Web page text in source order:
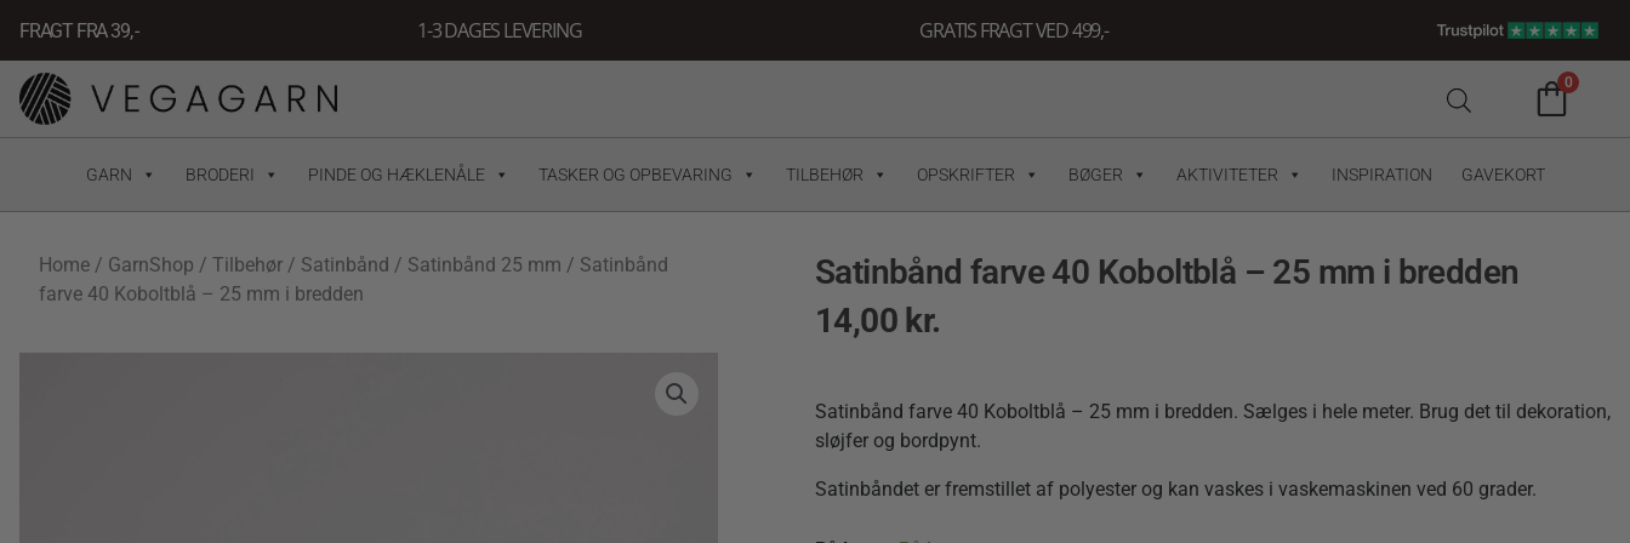
indholdet
FRAGT FRA 39, - 1-3 DAGES LEVERING GRATIS FRAGT VED 499,-
0
GARN BRODERI PINDE OG HÆKLENÅLE TASKER OG OPBEVARING TILBEHØR OPSKRIFTER BØGER AKTIVITETER INSPIRATION GAVEKORT
Home / GarnShop / Tilbehør / Satinbånd / Satinbånd 25 mm / Satinbånd
farve 40 Koboltblå – 25 mm i bredden
Satinbånd farve 40 Koboltblå – 25 mm i bredden
14,00 kr.
Satinbånd farve 40 Koboltblå – 25 mm i bredden. Sælges i hele meter. Brug det til dekoration,
sløjfer og bordpynt.
Satinbåndet er fremstillet af polyester og kan vaskes i vaskemaskinen ved 60 grader.